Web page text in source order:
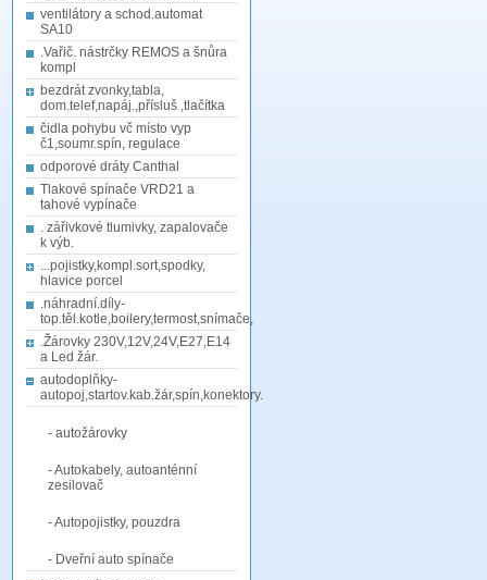
ventilátory a schod.automat
SA10
.Vařič. nástrčky REMOS a šnůra
kompl
bezdrát zvonky,tabla,
dom.telef,napáj.,přísluš ,tlačítka
čidla pohybu vč místo vyp
č1,soumr.spín, regulace
odporové dráty Canthal
Tlakové spínače VRD21 a
tahové vypínače
. zářivkové tlumivky, zapalovače
k výb.
...pojistky,kompl.sort,spodky,
hlavice porcel
.náhradní.díly-
top.těl.kotle,boilery,termost,snímače,
.Žárovky 230V,12V,24V,E27,E14
a Led žár.
autodoplňky-
autopoj,startov.kab.žár,spín,konektory.
- autožárovky
- Autokabely, autoanténní
zesilovač
- Autopojistky, pouzdra
- Dveřní auto spínače